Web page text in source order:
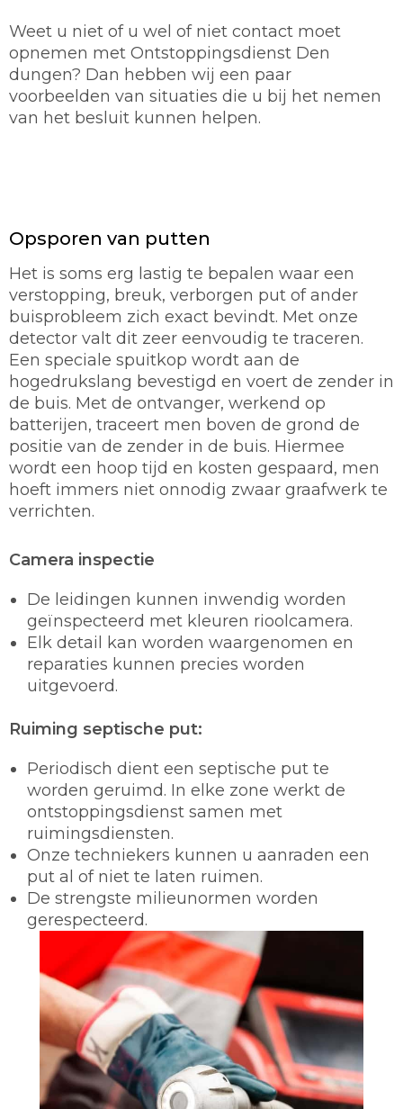
Weet u niet of u wel of niet contact moet
opnemen met Ontstoppingsdienst Den
dungen? Dan hebben wij een paar
voorbeelden van situaties die u bij het nemen
van het besluit kunnen helpen.
Opsporen van putten
Het is soms erg lastig te bepalen waar een
verstopping, breuk, verborgen put of ander
buisprobleem zich exact bevindt. Met onze
detector valt dit zeer eenvoudig te traceren.
Een speciale spuitkop wordt aan de
hogedrukslang bevestigd en voert de zender in
de buis. Met de ontvanger, werkend op
batterijen, traceert men boven de grond de
positie van de zender in de buis. Hiermee
wordt een hoop tijd en kosten gespaard, men
hoeft immers niet onnodig zwaar graafwerk te
verrichten.
Camera inspectie
De leidingen kunnen inwendig worden
geïnspecteerd met kleuren rioolcamera.
Elk detail kan worden waargenomen en
reparaties kunnen precies worden
uitgevoerd.
Ruiming septische put:
Periodisch dient een septische put te
worden geruimd. In elke zone werkt de
ontstoppingsdienst samen met
ruimingsdiensten.
Onze techniekers kunnen u aanraden een
put al of niet te laten ruimen.
De strengste milieunormen worden
gerespecteerd.